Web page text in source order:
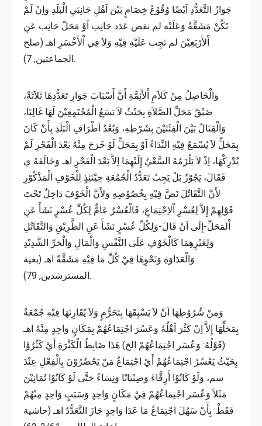
جَوَازُ التَّعَدُّدِ اَيْضًا وُقُوْعُ خِصَامٍ بَيْنَ اَهْلِ جَانِبَيِ الْبَلَدِ وَاِنْ لَمْ
تَكُنْ مَشَقَّةٌ وَعَلَيْه لم نقص عَدَد جَانِب اَوْ مَحَلّ جَانِب عَنِ
اْلأَرْبَعِيْنَ لم تَجِب عَلَيْهِ فِيْهِ وَلاَ فِي اْلأَخْسَرِ اهـ (صلح
الجماعتين, 7).
وَالْحَاصِلُ مِنْ كَلاَمِ اْلأَئِمَّةِ أَنَّ أَسْبَابَ جَوَازِ تَعَدُّدِهَا ثَلاَثَةٌ،
ضَيْقُ مَحَلِّ الصَّلاَةِ بِحَيْثُ لاَ يَسَعُ الْمُجْتَمِعِيْنَ لَهَا غَالِبًا،
وَالْقِتَالُ بَيْنَ الْفِئَتَيْنَ بِشَرْطِهِ، وَبُعْدُ اَطْرَافِ الْبَلَدِ بِأَنْ كَانَ
بِمَحَلٍّ لاَ يُسْمَعُ فِيْهِ النِّدَاءُ اَوْ بِمَحَلٍّ لَوْ خَرَجَ مِنْهُ بَعْدَ الْفَجْرِ لَمْ
يُدْرِكْهَا، اِذْ لاَ يَلْزَمُهُ السَّعْيُ إِلَيْهِمَا اِلاَّ بَعْدَ الْفَجْرِ اهـ وَخَالَفَهُ ي
فَقَالَ، يَجُوْزُ بَلْ يَجِبُ تَعَدُّدُ الْجُمُعَةِ حِيْنَئِذٍ لِلْخَوْفِ الْمَذْكُوْرِ
لأَنَّ التَّقَاتُلَ نَصَّ فِيْهِ بِخُصُوْصِهِ وَلأَنَّ الْخَوْفَ دَاخِلٌ تَحْتَ
قَوْلِهِمْ إِلاَّ لِعُسْرِ اْلاِجْتِمَاعِ، فَالْعُسْرُ عَامٌّ لِكُلِّ عُسْرٍ نَشَأَ عَنِ
اْلمَحَلِّ-إِلَى اَنْ قَالَ-وَلِكُلِّ عُسْرٍ نَشَأَ عَنِ الطَّرِيْقِ وَالتَّقَاتُلِ
وَلِغَيْرِهِمَا كَالْخَوْفِ عَلَى النَّفْسِ وَالْمَالِ وَالْحَرِّ الشَّدِيْدِ
وَالْعَدَاوَةِ وَنَحْوِهَا فِيْ كُلِّ مَا فِيْهِ مَشَقَّةٌ اهـ (بغية
المسترشدين, 79).
وَمِنْ شُرُوْطِهَا اَنْ لاَ يَسْبِقَهَا بِتَحَرُّمٍ وَلاَ يُقَارِنَهَا فِيْهِ جُمْعَةٌ
بِمَحَلِّهَا إِلاَّ اِنْ كَثُرَ اَهْلُهُ وَعَسُرَ اجْتِمَاعُهُمْ بِمَكَانٍ وَاحِدٍ مِنْهُ اهـ
(قَوْلُهُ: وَعُسَر اجْتِمَاعُهُمْ الخ) هَذَا ضَابِطُ الْكَثْرَةِ أَيْ كَثُرُوْا
بِحَيْثُ يَعْسُرُ اجْتِمَاعُهُمْ أَيْ اجْتِمَاعُ مَنْ يَحْضُرُوْنَ بِالْفِعْلِ عِنْدَ
سم، وَلَوْ كَانُوْا أَرِقَّاءَ وَصِبْيَانًا وَنِسَاءً حَتَّى لَوْ كَانُوْا ثَمَانِيْنَ
مَثَلاً وَعُسَر اجْتِمَاعُهُمْ فِيْ مَكَانٍ وَاحِدٍ وَسَبَبٍ وَاحِدٍ مِنْهُمْ
فَقَطْ: بِأَنْ سَهُلَ اجْتِمَاعُ مَا عَدَا وَاحِدٍ جَازَ التَّعَدُّدُ اهـ (حاشية